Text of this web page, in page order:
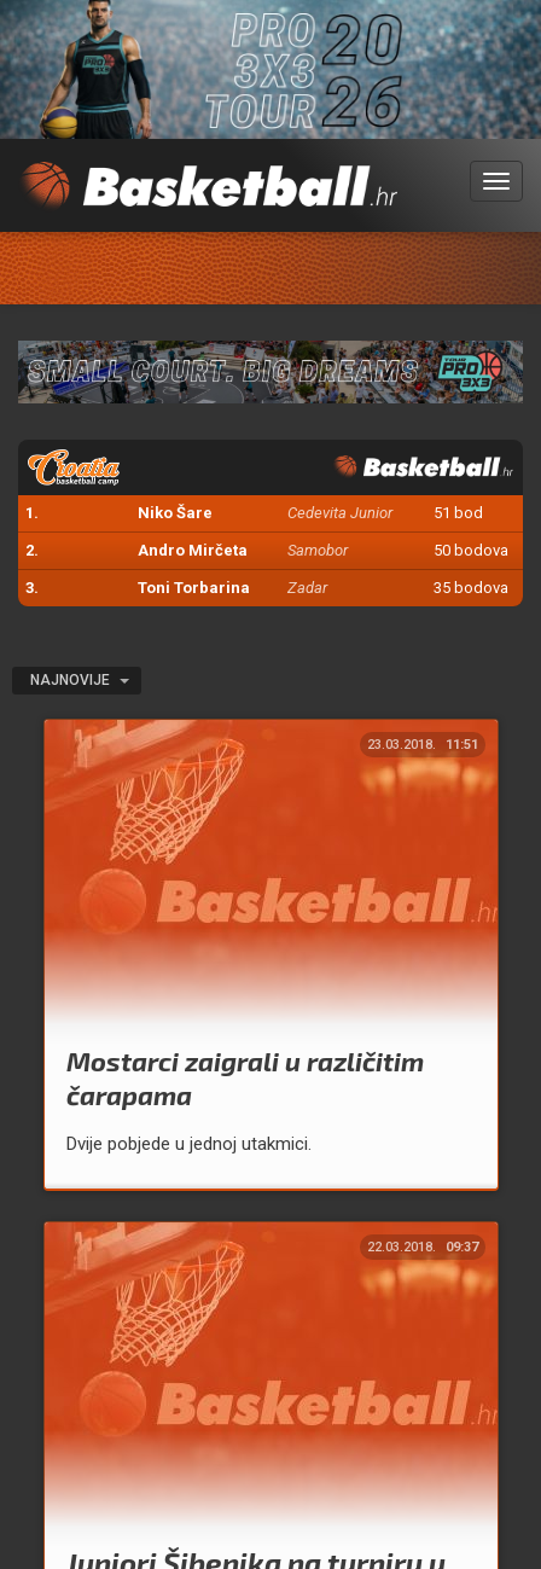
Menu
1. Niko Šare Cedevita Junior 51 bod
2. Andro Mirčeta Samobor 50 bodova
3. Toni Torbarina Zadar 35 bodova
NAJNOVIJE
23.03.2018. 11:51
Mostarci zaigrali u različitim
čarapama
Dvije pobjede u jednoj utakmici.
22.03.2018. 09:37